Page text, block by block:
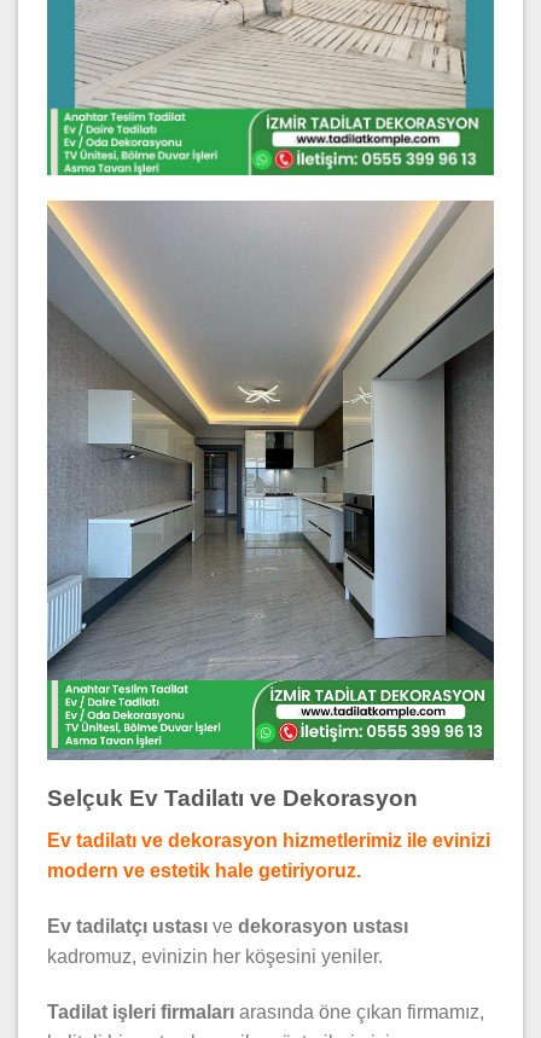
Selçuk Ev Tadilatı ve Dekorasyon
Ev tadilatı ve dekorasyon hizmetlerimiz ile evinizi
modern ve estetik hale getiriyoruz.
Ev tadilatçı ustası ve dekorasyon ustası
kadromuz, evinizin her köşesini yeniler.
Tadilat işleri firmaları arasında öne çıkan firmamız,